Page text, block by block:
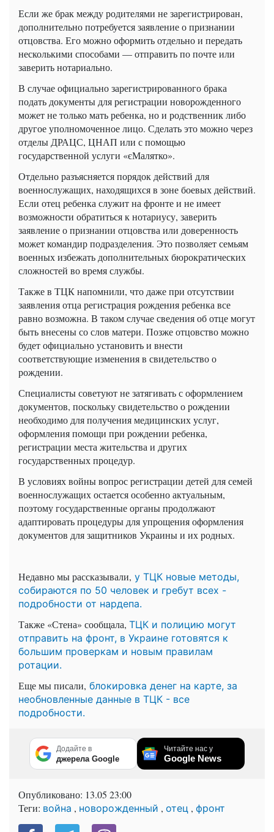
Если же брак между родителями не зарегистрирован,
дополнительно потребуется заявление о признании
отцовства. Его можно оформить отдельно и передать
несколькими способами — отправить по почте или
заверить нотариально.
В случае официально зарегистрированного брака
подать документы для регистрации новорожденного
может не только мать ребенка, но и родственник либо
другое уполномоченное лицо. Сделать это можно через
отделы ДРАЦС, ЦНАП или с помощью
государственной услуги «єМалятко».
Отдельно разъясняется порядок действий для
военнослужащих, находящихся в зоне боевых действий.
Если отец ребенка служит на фронте и не имеет
возможности обратиться к нотариусу, заверить
заявление о признании отцовства или доверенность
может командир подразделения. Это позволяет семьям
военных избежать дополнительных бюрократических
сложностей во время службы.
Также в ТЦК напомнили, что даже при отсутствии
заявления отца регистрация рождения ребенка все
равно возможна. В таком случае сведения об отце могут
быть внесены со слов матери. Позже отцовство можно
будет официально установить и внести
соответствующие изменения в свидетельство о
рождении.
Специалисты советуют не затягивать с оформлением
документов, поскольку свидетельство о рождении
необходимо для получения медицинских услуг,
оформления помощи при рождении ребенка,
регистрации места жительства и других
государственных процедур.
В условиях войны вопрос регистрации детей для семей
военнослужащих остается особенно актуальным,
поэтому государственные органы продолжают
адаптировать процедуры для упрощения оформления
документов для защитников Украины и их родных.
Недавно мы рассказывали, у ТЦК новые методы,
собираются по 50 человек и гребут всех -
подробности от нардепа.
Также «Стена» сообщала, ТЦК и полицию могут
отправить на фронт, в Украине готовятся к
большим проверкам и новым правилам
ротации.
Еще мы писали, блокировка денег на карте, за
необновленные данные в ТЦК - все
подробности.
Додайте в
джерела Google
Читайте нас у
Google News
Опубликовано: 13.05 23:00
Теги: война , новорожденный , отец , фронт